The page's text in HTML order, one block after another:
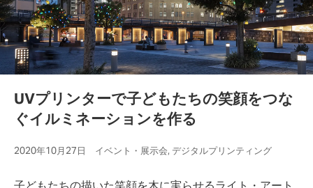
UVプリンターで子どもたちの笑顔をつな
ぐイルミネーションを作る
2020年10月27日 イベント・展示会, デジタルプリンティング